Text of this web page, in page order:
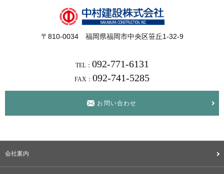
〒810-0034 福岡県福岡市中央区笹丘1-32-9
TEL： 092-771-6131
FAX： 092-741-5285
お問い合わせ
会社案内